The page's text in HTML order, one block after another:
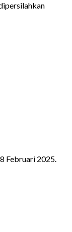
Februari 2025.